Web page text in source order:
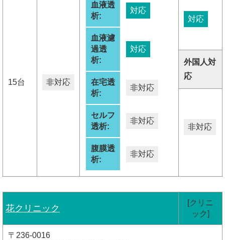
15台 非対応
血液透
析:
対応
血液濾
過透
析:
対応
在宅透
析:
非対応
セルフ
透析:
非対応
腹膜透
析:
非対応
対応
外国人対
応
非対応
花クリニック
[クリニ
ック]
〒236-0016